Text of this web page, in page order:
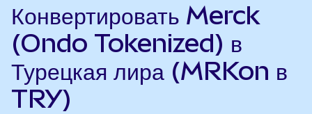
Конвертировать Merck
(Ondo Tokenized) в
Турецкая лира (MRKon в
TRY)